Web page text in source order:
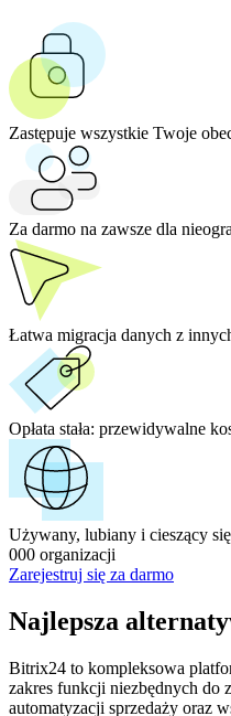
Zastępuje wszystkie Twoje
Za darmo na zawsze dla
Łatwa migracja danych z
Opłata stała: przewidywalne
Używany, lubiany i cieszący
000 organizacji
Zarejestruj się za darmo
Najlepsza
Bitrix24 to kompleksowa
zakres funkcji niezbędnych do
automatyzacji sprzedaży oraz